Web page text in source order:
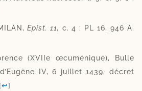
Epist. 11, c. 4 : PL 16, 946 A.
(XVIIe œcu­mé­nique), Bulle
IV, 6 juillet 1439, décret
[↩]